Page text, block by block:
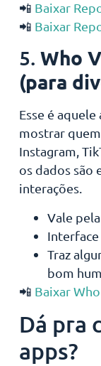
📲 Baixar
📲 Baixar
5. Who
(para
Esse é
mostrar
Instagram,
os dados são
interações.
Vale
Interface
Traz
bom
📲 Baixar
Dá pra
apps?